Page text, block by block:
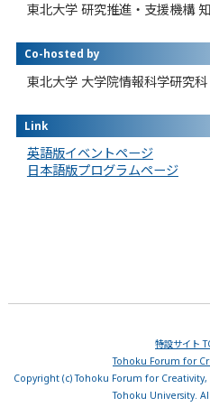
東北大学 研究推進・支援機構
Co-hosted by
東北大学 大学院情報科学研究科
Link
英語版イベントページ
日本語版プログラムページ
特設サイト
Tohoku Forum for
Copyright (c) Tohoku Forum for
Tohoku University.